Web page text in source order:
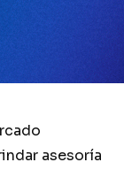
asesoría